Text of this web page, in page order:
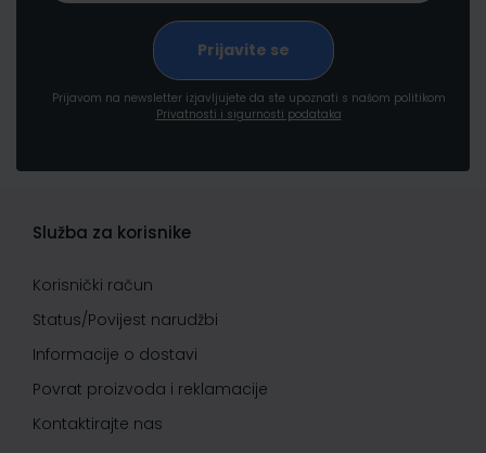
Prijavom na newsletter izjavljujete da ste upoznati s našom politikom
Privatnosti i sigurnosti podataka
Služba za korisnike
Korisnički račun
Status/Povijest narudžbi
Informacije o dostavi
Povrat proizvoda i reklamacije
Kontaktirajte nas